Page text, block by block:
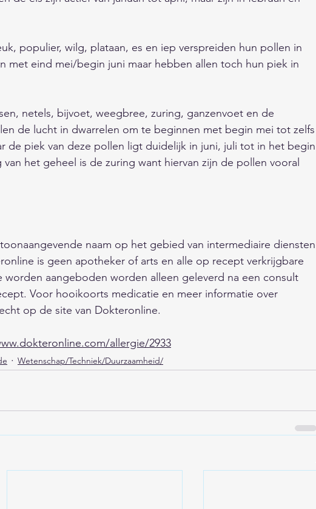
populier, wilg, plataan, es en iep verspreiden hun pollen in
met eind mei/begin juni maar hebben allen toch hun piek in
netels, bijvoet, weegbree, zuring, ganzenvoet en de
de lucht in dwarrelen om te beginnen met begin mei tot zelfs
de piek van deze pollen ligt duidelijk in juni, juli tot in het begin
het geheel is de zuring want hiervan zijn de pollen vooral
naam op het gebied van intermediaire diensten
is geen apotheker of arts en alle op recept verkrijgbare
aangeboden worden alleen geleverd na een consult
Voor hooikoorts medicatie en meer informatie over
op de site van Dokteronline.
allergie/2933
Wetenschap/Techniek/Duurzaamheid/